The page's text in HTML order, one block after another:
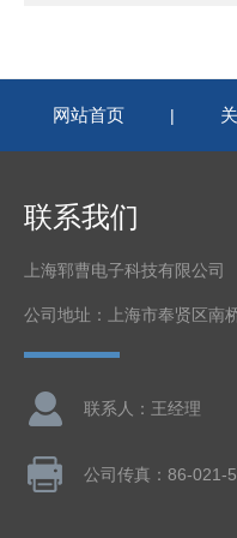
网站首页 |
联系我们
上海郓曹电子科技有限公司
公司地址：上海市奉贤区南
联系人：王经理
公司传真：86-021-